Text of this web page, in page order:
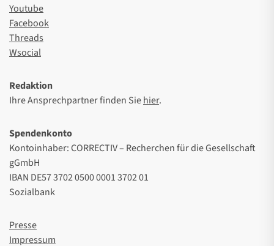
Youtube
Facebook
Threads
Wsocial
Redaktion
Ihre Ansprechpartner finden Siehier.
Spendenkonto
Kontoinhaber: CORRECTIV – Recherchen für die Gesellschaft
gGmbH
IBAN DE57 3702 0500 0001 3702 01
Sozialbank
Presse
Impressum